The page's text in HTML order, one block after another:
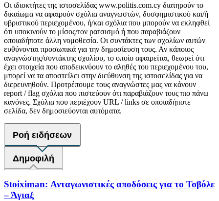
Οι ιδιοκτήτες της ιστοσελίδας www.politis.com.cy διατηρούν το
δικαίωμα να αφαιρούν σχόλια αναγνωστών, δυσφημιστικού και/ή
υβριστικού περιεχομένου, ή/και σχόλια που μπορούν να εκληφθεί
ότι υποκινούν το μίσος/τον ρατσισμό ή που παραβιάζουν
οποιαδήποτε άλλη νομοθεσία. Οι συντάκτες των σχολίων αυτών
ευθύνονται προσωπικά για την δημοσίευση τους. Αν κάποιος
αναγνώστης/συντάκτης σχολίου, το οποίο αφαιρείται, θεωρεί ότι
έχει στοιχεία που αποδεικνύουν το αληθές του περιεχομένου του,
μπορεί να τα αποστείλει στην διεύθυνση της ιστοσελίδας για να
διερευνηθούν. Προτρέπουμε τους αναγνώστες μας να κάνουν
report / flag σχόλια που πιστεύουν ότι παραβιάζουν τους πιο πάνω
κανόνες. Σχόλια που περιέχουν URL / links σε οποιαδήποτε
σελίδα, δεν δημοσιεύονται αυτόματα.
Ροή ειδήσεων
Δημοφιλή
Stoiximan: Ανταγωνιστικές αποδόσεις για το Τσβόλε
– Άγιαξ